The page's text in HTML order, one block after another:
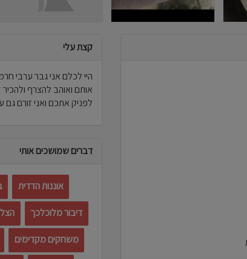
קצת עלי
היי לכלם אני גבר ערבי
אותם ואוהב להצרף ולהכיר
לפניק אתכם ואני זורם גם
דברים שמושכים אותי
אוננות הדדית
דיבור מלוכלכך
משחקים מקדימים